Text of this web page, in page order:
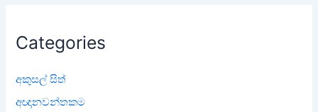
Categories
අකුසල් සිත්
අඥානවන්තකම